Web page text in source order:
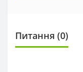
Питання (0)